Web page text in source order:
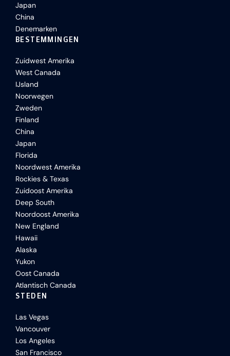
Japan
China
Denemarken
BESTEMMINGEN
Zuidwest Amerika
West Canada
IJsland
Noorwegen
Zweden
Finland
China
Japan
Florida
Noordwest Amerika
Rockies & Texas
Zuidoost Amerika
Deep South
Noordoost Amerika
New England
Hawaii
Alaska
Yukon
Oost Canada
Atlantisch Canada
STEDEN
Las Vegas
Vancouver
Los Angeles
San Francisco